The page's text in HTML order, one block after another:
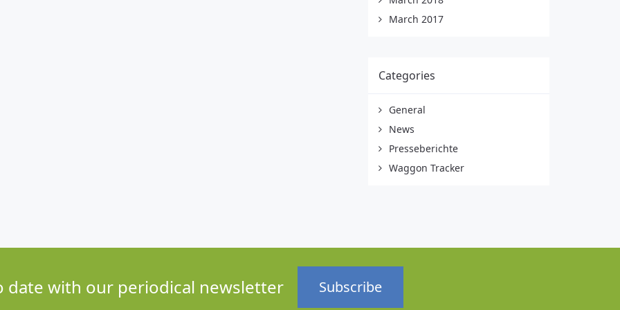
March 2017
Categories
General
News
Presseberichte
Waggon Tracker
date with our periodical newsletter Subscribe